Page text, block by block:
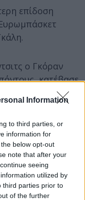
Information
to third parties, or
information for
below opt-out
note that after your
seeing
utilized by
third parties prior to
of the further
επίδοση
ο Γκόραν
κατέβασε